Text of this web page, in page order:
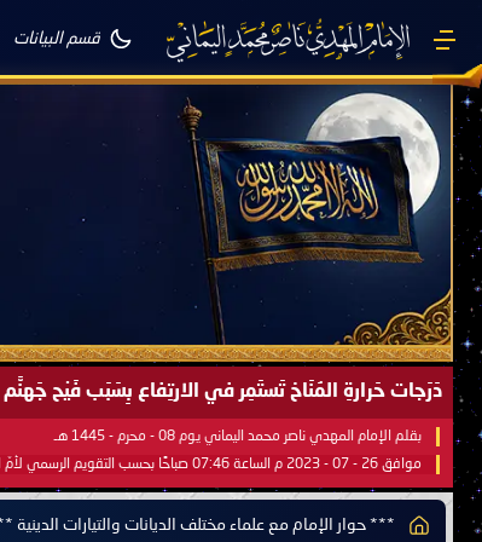
قسم البيانات
صَيْفُ سَقَرَ يَبدأُ في اجتياحِ شِتاءِ القُطبِ الشَّمالي كَما
بقلم الإمام المهدي ناصر محمد اليماني يوم 18 - جمادى الآخرة - 1445 هـ
موافق 31 - 12 - 2023 م الساعة 07:44 صباحًا بحسب التقويم الرسمي لأمّ القُرى
*** حوار الإمام مع علماء مختلف الديانات والتيارات الدينية